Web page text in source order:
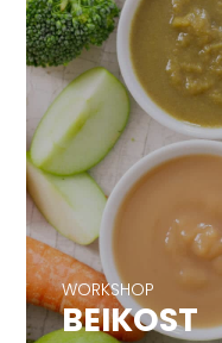
WORKSHOP
BEIKOST
WORKSHOP
BEIKOST